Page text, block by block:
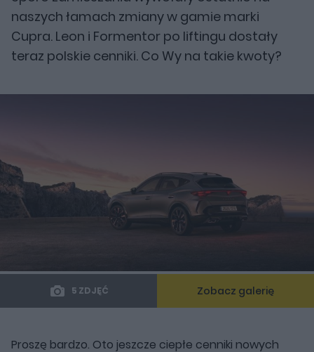
naszych łamach zmiany w gamie marki
Cupra. Leon i Formentor po liftingu dostały
teraz polskie cenniki. Co Wy na takie kwoty?
5 ZDJĘĆ Zobacz galerię
Proszę bardzo. Oto jeszcze ciepłe cenniki nowych